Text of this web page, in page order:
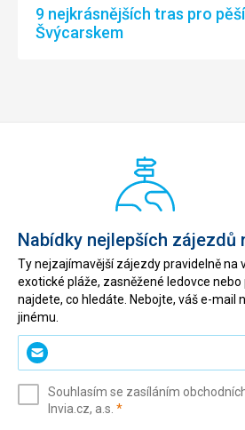
9 nejkrásnějších tras pro
Švýcarskem
Nabídky nejlepších zájezdů
Ty nejzajímavější zájezdy pravidelně na
exotické pláže, zasněžené ledovce nebo
najdete, co hledáte. Nebojte, váš e-mail
jinému.
Zadejte
svůj
(povinné)
Souhlasím se zasíláním
Invia.cz, a.s. *(povinné)